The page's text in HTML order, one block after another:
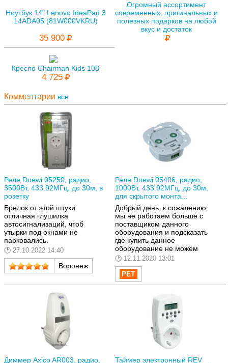
Ноутбук 14" Lenovo IdeaPad 3
14ADA05 (81W000VKRU)
35 900
Огромный ассортимент
современных, оригинальных и
полезных подарков на любой
вкус и достаток
Кресло Chairman Kids 108
4 725
Комментарии все
Реле Duewi 05250, радио,
3500Вт, 433.92МГц, до 30м, в
розетку
Брелок от этой штуки
отличная глушилка
автосигнализаций, чтоб
утырки под окнами не
парковались.
27.10.2022 14:40
Воронеж
Реле Duewi 05406, радио,
1000Вт, 433.92МГц, до 30м,
для скрытого монта...
Добрый день, к сожалению
мы не работаем больше с
поставщиком данного
оборудования и подсказать
где купить данное
оборудование не можем
12.11.2020 13:01
Диммер Axico AR003, радио,
Таймер электронный REV